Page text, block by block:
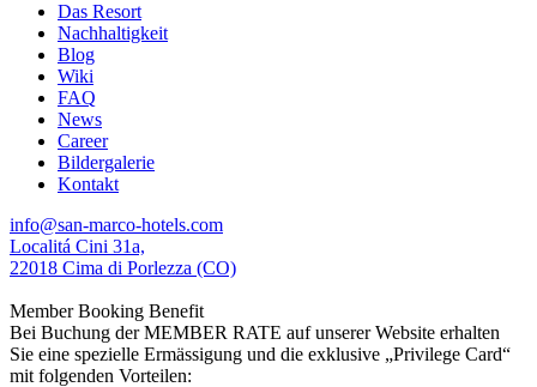
Das Resort
Nachhaltigkeit
Blog
Wiki
FAQ
News
Career
Bildergalerie
Kontakt
info@san-marco-hotels.com
Localitá Cini 31a,
22018 Cima di Porlezza (CO)
Member Booking Benefit
Bei Buchung der MEMBER RATE auf unserer Website erhalten
Sie eine spezielle Ermässigung und die exklusive „Privilege Card“
mit folgenden Vorteilen: